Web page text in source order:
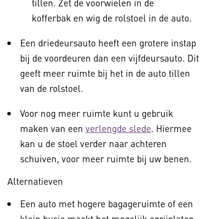
tillen. Zet de voorwielen in de
kofferbak en wig de rolstoel in de auto.
Een driedeursauto heeft een grotere instap
bij de voordeuren dan een vijfdeursauto. Dit
geeft meer ruimte bij het in de auto tillen
van de rolstoel.
Voor nog meer ruimte kunt u gebruik
maken van een verlengde slede. Hiermee
kan u de stoel verder naar achteren
schuiven, voor meer ruimte bij uw benen.
Alternatieven
Een auto met hogere bagageruimte of een